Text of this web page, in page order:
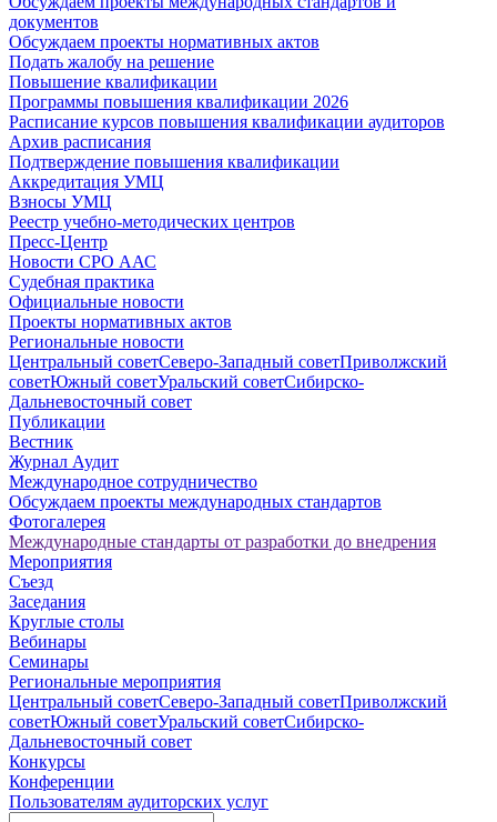
документов
Обсуждаем проекты нормативных актов
Подать жалобу на решение
Повышение квалификации
Программы повышения квалификации 2026
Расписание курсов повышения квалификации аудиторов
Архив расписания
Подтверждение повышения квалификации
Аккредитация УМЦ
Взносы УМЦ
Реестр учебно-методических центров
Пресс-Центр
Новости СРО ААС
Судебная практика
Официальные новости
Проекты нормативных актов
Региональные новости
Центральный советСеверо-Западный советПриволжский
советЮжный советУральский советСибирско-
Дальневосточный совет
Публикации
Вестник
Журнал Аудит
Международное сотрудничество
Обсуждаем проекты международных стандартов
Фотогалерея
Международные стандарты от разработки до внедрения
Мероприятия
Съезд
Заседания
Круглые столы
Вебинары
Семинары
Региональные мероприятия
Центральный советСеверо-Западный советПриволжский
советЮжный советУральский советСибирско-
Дальневосточный совет
Конкурсы
Конференции
Пользователям аудиторских услуг